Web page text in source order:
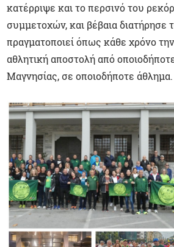
κατέρριψε και το περσινό του
συμμετοχών, και βέβαια διατήρησε
πραγματοποιεί όπως κάθε χρόνο
αθλητική αποστολή από
Μαγνησίας, σε οποιοδήποτε άθλημα.